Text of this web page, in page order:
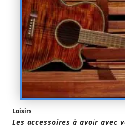
Loisirs
Les accessoires à avoir avec